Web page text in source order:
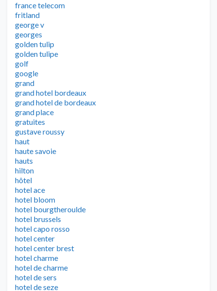
france telecom
fritland
george v
georges
golden tulip
golden tulipe
golf
google
grand
grand hotel bordeaux
grand hotel de bordeaux
grand place
gratuites
gustave roussy
haut
haute savoie
hauts
hilton
hôtel
hotel ace
hotel bloom
hotel bourgtheroulde
hotel brussels
hotel capo rosso
hotel center
hotel center brest
hotel charme
hotel de charme
hotel de sers
hotel de seze